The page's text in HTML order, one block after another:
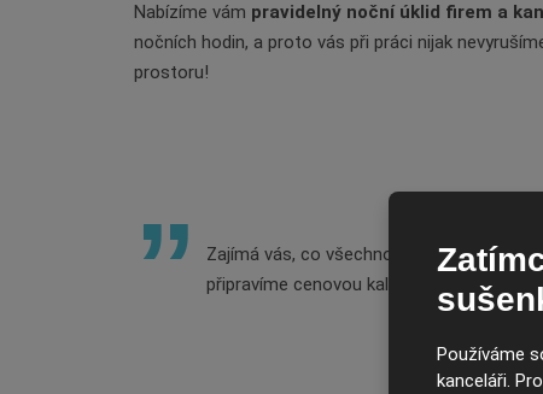
Nabízíme vám pravidelný noční úklid firem a
nočních hodin, a proto vás při práci nijak
prostoru!
Zajímá vás, co všechno zahrnuje noční
připravíme cenovou kalkulaci.
Používáme
kanceláři.